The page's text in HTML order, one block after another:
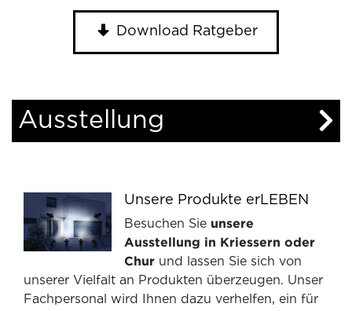
Download Ratgeber
Ausstellung
Unsere Produkte erLEBEN
Besuchen Sie unsere
Ausstellung in Kriessern oder
Chur und lassen Sie sich von
unserer Vielfalt an Produkten überzeugen. Unser
Fachpersonal wird Ihnen dazu verhelfen, ein für